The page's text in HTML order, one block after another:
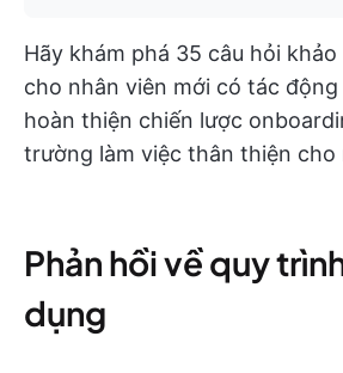
Hãy khám phá 35 câu hỏi
cho nhân viên mới có tác
hoàn thiện chiến lược
trường làm việc thân thiện cho
Phản hồi về quy
dụng